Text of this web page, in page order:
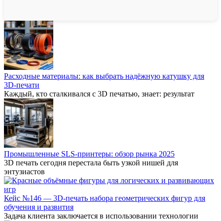
Расходные материалы: как выбрать надёжную катушку для
3D-печати
Каждый, кто сталкивался с 3D печатью, знает: результат
Промышленные SLS-принтеры: обзор рынка 2025
3D печать сегодня перестала быть узкой нишей для
энтузиастов
Кейс №146 — 3D-печать набора геометрических фигур для
обучения и развития
Задача клиента заключается в использовании технологии